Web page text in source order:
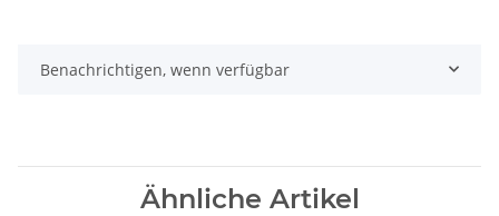
Benachrichtigen, wenn verfügbar
Ähnliche Artikel